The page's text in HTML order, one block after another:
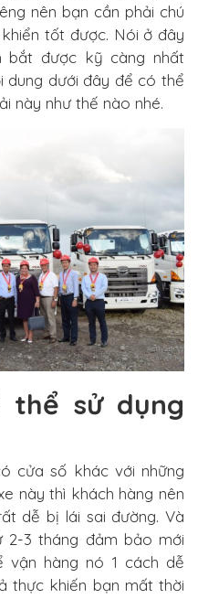
nên bạn cần phải chú
tốt được. Nói ở đây
bắt được kỹ càng nhất
dung dưới đây để có thể
này như thế nào nhé.
thể sử dụng
cửa số khác với những
này thì khách hàng nên
dễ bị lái sai đường. Và
2-3 tháng đảm bảo mới
hàng nó 1 cách dễ
thực khiến bạn mất thời